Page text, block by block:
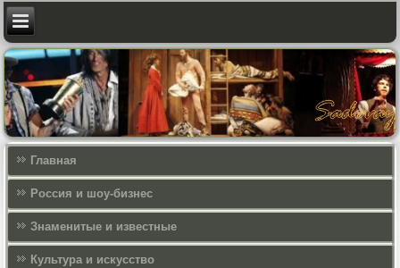
Главная
Россия и шоу-бизнес
Знаменитые и известные
Культура и искусcтво